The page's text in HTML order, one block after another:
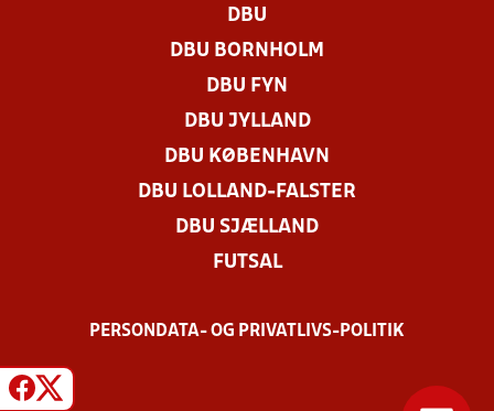
DBU
DBU BORNHOLM
DBU FYN
DBU JYLLAND
DBU KØBENHAVN
DBU LOLLAND-FALSTER
DBU SJÆLLAND
FUTSAL
PERSONDATA- OG PRIVATLIVS-POLITIK